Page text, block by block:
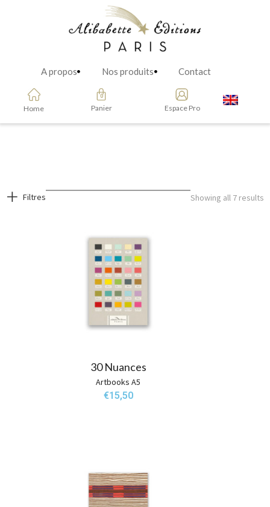
A propos Nos produits Contact
Home Panier Espace Pro
Filtres Showing all 7 results
30 Nuances
Artbooks A5
€15,50